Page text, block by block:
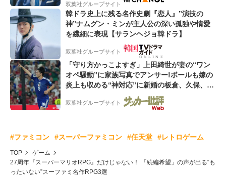
双葉社グループサイト
韓ドラ史上に残る名作史劇『恋人』”演技の
神”ナムグン・ミンが主人公の深い孤独や情愛
を繊細に表現【サランヘジョ韓ドラ】
双葉社グループサイト
「守り方かっこよすぎ」上田綺世が妻の“ワン
オペ騒動”に家族写真でアンサー!ボールも嫁の
炎上も収める“神対応”に新婚の板倉、久保、長
友夫妻も続々エール!
双葉社グループサイト
#ファミコン #スーパーファミコン #任天堂 #レトロゲーム
TOP
ゲーム
27周年『スーパーマリオRPG』だけじゃない！ 「続編希望」の声が出る“も
ったいない”スーファミ名作RPG3選